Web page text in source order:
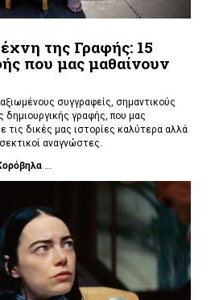
της Γραφής: 15
που μας μαθαίνουν
συγγραφείς, σημαντικούς
δημιουργικής γραφής, που μας
τις δικές μας ιστορίες καλύτερα αλλά
αναγνώστες.
...